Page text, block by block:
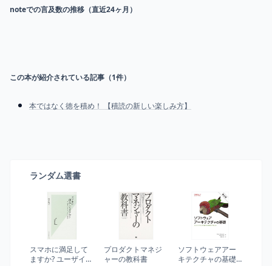
noteでの言及数の推移（直近24ヶ月）
この本が紹介されている記事（1件）
本ではなく徳を積め！ 【積読の新しい楽しみ方】
ランダム選書
スマホに満足して
ますか? ユーザイン
プロダクトマネジ
ャーの教科書
ソフトウェアアー
キテクチャの基礎